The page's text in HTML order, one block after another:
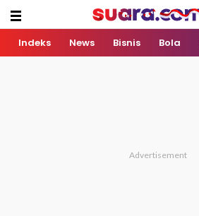
Indeks News Bisnis Bola